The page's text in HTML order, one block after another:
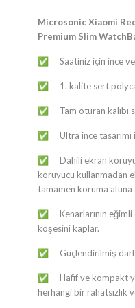
Microsonic Xiaomi
Premium Slim
✅ ​​Saatiniz için ince
✅ ​​1. kalite sert
✅ ​​Tam oturan
✅ ​​Ultra ince
✅ ​​Dahili ekran
koruyucu kullanmadan
tamamen koruma altına
✅ ​​​Kenarlarının eğimli
köşesini kaplar.
✅ ​​Güçlendirilmiş
✅ ​​Hafif ve kompakt
herhangi bir rahatsızlık